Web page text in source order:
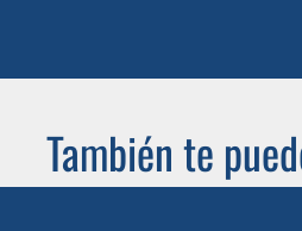
También te